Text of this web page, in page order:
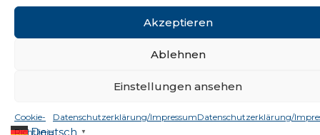
Akzeptieren
Ablehnen
Einstellungen ansehen
Cookie-
Richtlinie
Datenschutzerklärung/ImpressumDatenschutzerklärung/
Datenschutzerklärung &
Impressum
Deutsch ▼